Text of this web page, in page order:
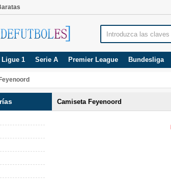
Ligue 1 Serie A Premier League Bundesliga
Camiseta Feyenoord